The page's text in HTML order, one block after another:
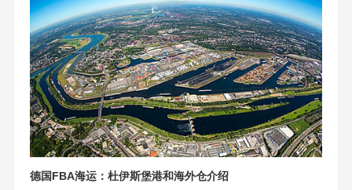
德国FBA海运：杜伊斯堡港和海外仓介绍